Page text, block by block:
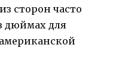
сторон часто
дюймах для